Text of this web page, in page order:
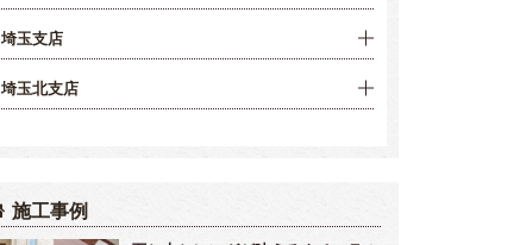
埼玉支店
埼玉北支店
施工事例